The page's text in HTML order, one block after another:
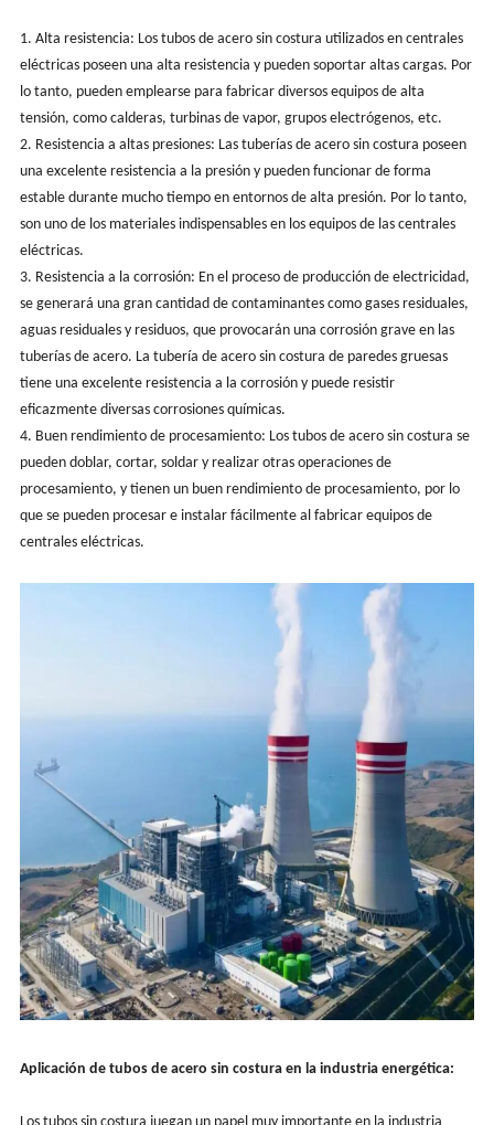
1. Alta resistencia: Los tubos de acero sin costura utilizados en centrales
eléctricas poseen una alta resistencia y pueden soportar altas cargas. Por
lo tanto, pueden emplearse para fabricar diversos equipos de alta
tensión, como calderas, turbinas de vapor, grupos electrógenos, etc.
2. Resistencia a altas presiones: Las tuberías de acero sin costura poseen
una excelente resistencia a la presión y pueden funcionar de forma
estable durante mucho tiempo en entornos de alta presión. Por lo tanto,
son uno de los materiales indispensables en los equipos de las centrales
eléctricas.
3. Resistencia a la corrosión: En el proceso de producción de electricidad,
se generará una gran cantidad de contaminantes como gases residuales,
aguas residuales y residuos, que provocarán una corrosión grave en las
tuberías de acero. La tubería de acero sin costura de paredes gruesas
tiene una excelente resistencia a la corrosión y puede resistir
eficazmente diversas corrosiones químicas.
4. Buen rendimiento de procesamiento: Los tubos de acero sin costura se
pueden doblar, cortar, soldar y realizar otras operaciones de
procesamiento, y tienen un buen rendimiento de procesamiento, por lo
que se pueden procesar e instalar fácilmente al fabricar equipos de
centrales eléctricas.
Aplicación de tubos de acero sin costura en la industria energética: